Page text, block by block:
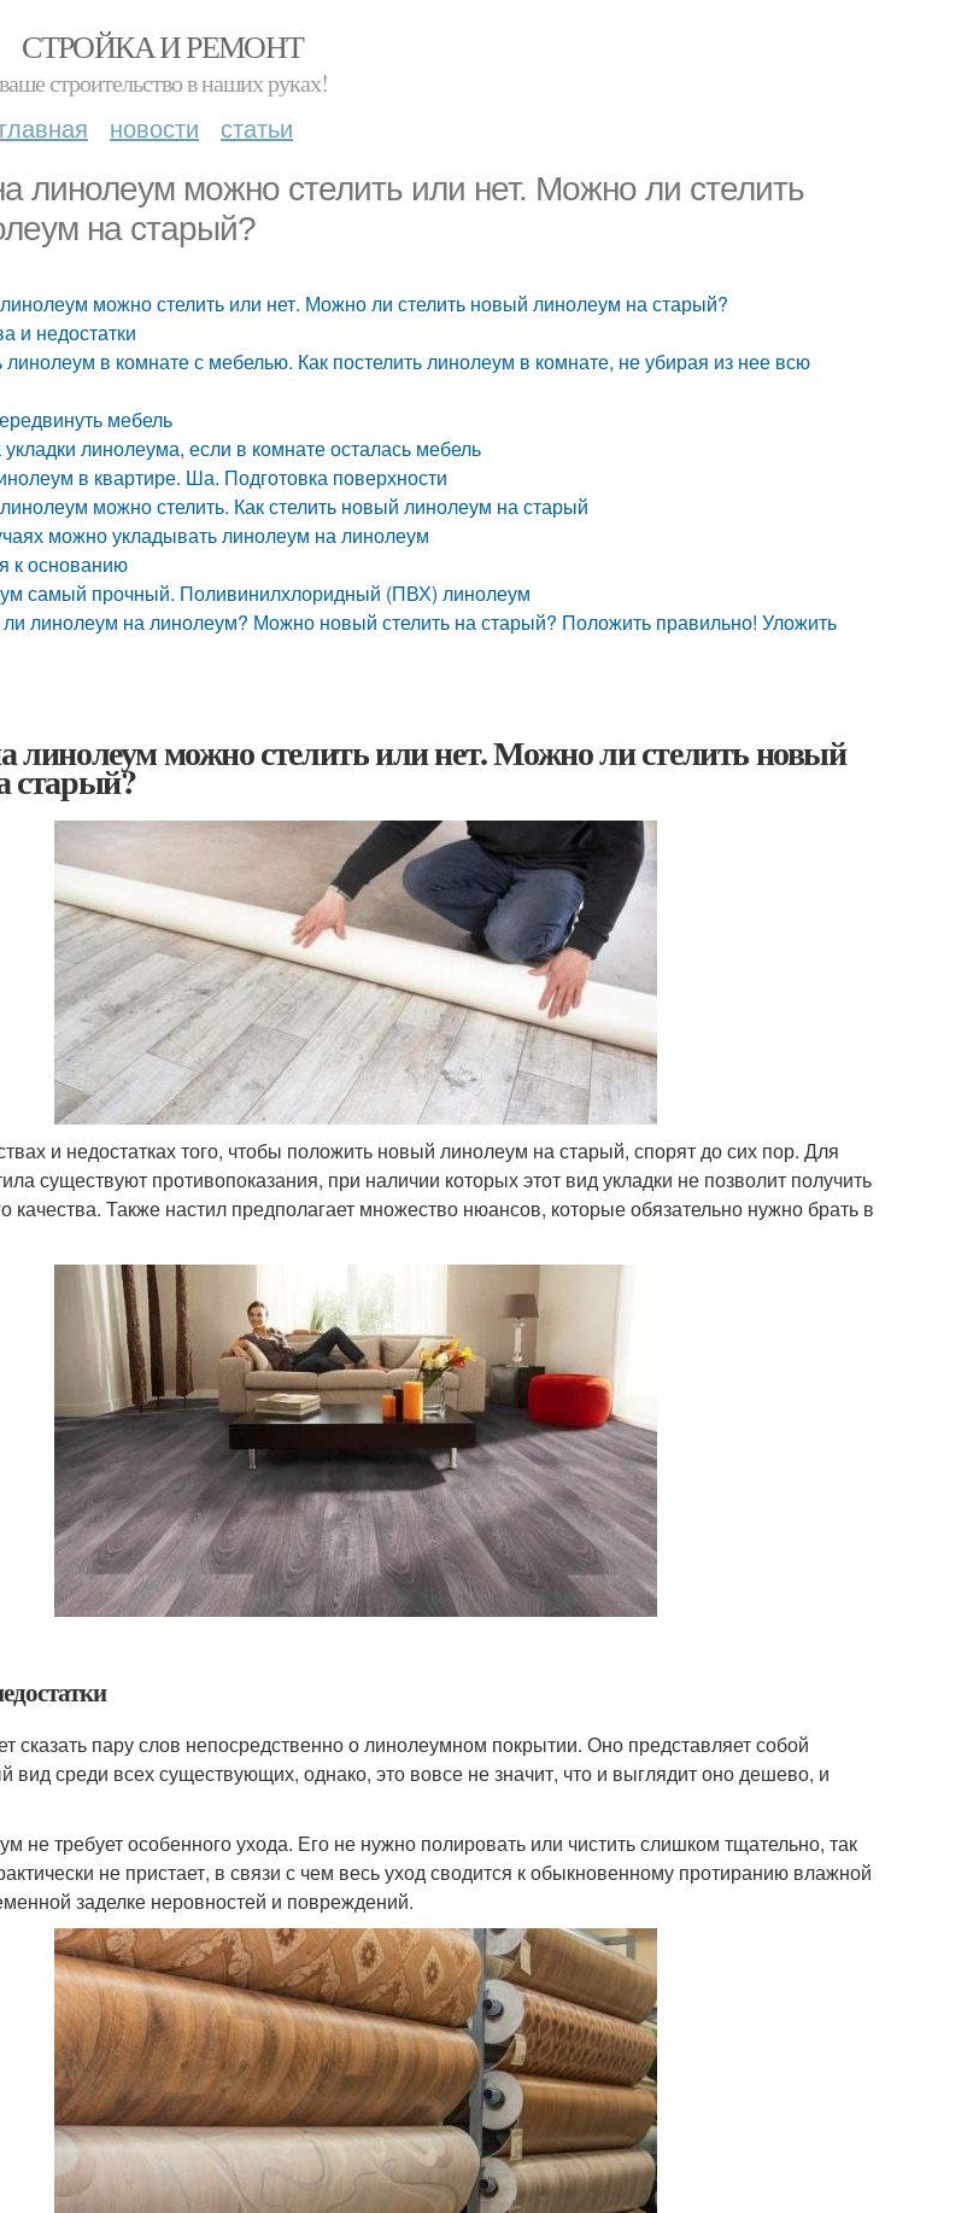
СТРОЙКА И РЕМОНТ
ваше строительство в наших руках!
главная новости статьи
линолеум можно стелить или нет. Можно ли стелить
на старый?
можно стелить или нет. Можно ли стелить новый линолеум на старый?
и недостатки
линолеум в комнате с мебелью. Как постелить линолеум в комнате, не убирая из нее всю
мебель
линолеума, если в комнате осталась мебель
в квартире. Ша. Подготовка поверхности
можно стелить. Как стелить новый линолеум на старый
можно укладывать линолеум на линолеум
к основанию
самый прочный. Поливинилхлоридный (ПВХ) линолеум
ли линолеум на линолеум? Можно новый стелить на старый? Положить правильно! Уложить
линолеум можно стелить или нет. Можно ли стелить новый
старый?
и недостатках того, чтобы положить новый линолеум на старый, спорят до сих пор. Для
существуют противопоказания, при наличии которых этот вид укладки не позволит получить
качества. Также настил предполагает множество нюансов, которые обязательно нужно брать в
сказать пару слов непосредственно о линолеумном покрытии. Оно представляет собой
вид среди всех существующих, однако, это вовсе не значит, что и выглядит оно дешево, и
не требует особенного ухода. Его не нужно полировать или чистить слишком тщательно, так
не пристает, в связи с чем весь уход сводится к обыкновенному протиранию влажной
заделке неровностей и повреждений.